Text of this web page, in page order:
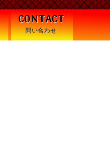
CONTACT
問い合わせ